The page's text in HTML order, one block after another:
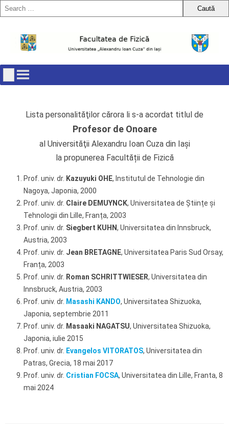
content
Lista personalităţilor cărora li s-a acordat titlul de
Profesor de Onoare
al Universităţii Alexandru Ioan Cuza din Iaşi
la propunerea Facultății de Fizică
Prof. univ. dr. Kazuyuki OHE, Institutul de Tehnologie din
Nagoya, Japonia, 2000
Prof. univ. dr. Claire DEMUYNCK, Universitatea de Științe și
Tehnologii din Lille, Franța, 2003
Prof. univ. dr. Siegbert KUHN, Universitatea din Innsbruck,
Austria, 2003
Prof. univ. dr. Jean BRETAGNE, Universitatea Paris Sud Orsay,
Franța, 2003
Prof. univ. dr. Roman SCHRITTWIESER, Universitatea din
Innsbruck, Austria, 2003
Prof. univ. dr. Masashi KANDO, Universitatea Shizuoka,
Japonia, septembrie 2011
Prof. univ. dr. Masaaki NAGATSU, Universitatea Shizuoka,
Japonia, iulie 2015
Prof. univ. dr. Evangelos VITORATOS, Universitatea din
Patras, Grecia, 18 mai 2017
Prof. univ. dr. Cristian FOCSA, Universitatea din Lille, Franta, 8
mai 2024